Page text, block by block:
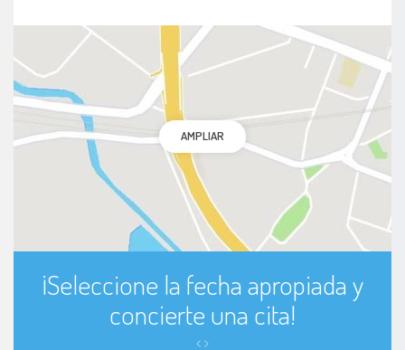
AMPLIAR
¡Seleccione la fecha apropiada y
concierte una cita!